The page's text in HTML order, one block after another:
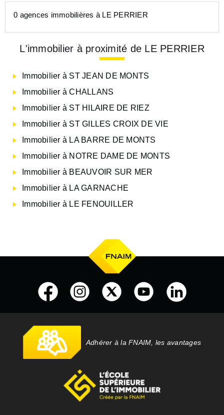
0 agences immobilières à LE PERRIER
L'immobilier à proximité de LE PERRIER
Immobilier à ST JEAN DE MONTS
Immobilier à CHALLANS
Immobilier à ST HILAIRE DE RIEZ
Immobilier à ST GILLES CROIX DE VIE
Immobilier à LA BARRE DE MONTS
Immobilier à NOTRE DAME DE MONTS
Immobilier à BEAUVOIR SUR MER
Immobilier à LA GARNACHE
Immobilier à LE FENOUILLER
Adhérer à la FNAIM, les avantages